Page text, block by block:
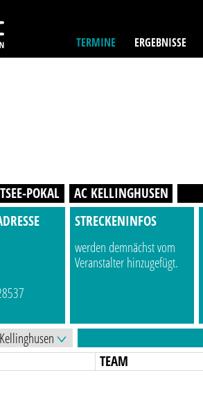
TERMINE ERGEBNISSE
POKAL AC KELLINGHUSEN
STRECKENINFOS
werden demnächst vom
Veranstalter hinzugefügt.
TEAM